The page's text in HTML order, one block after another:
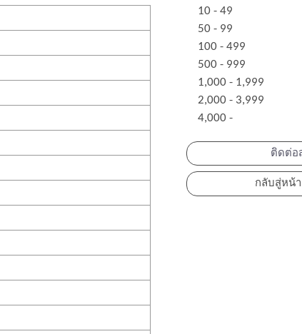
10 - 49
50 - 99
100 - 499
500 - 999
1,000 - 1,999
2,000 - 3,999
4,000 -
ติดต่อ